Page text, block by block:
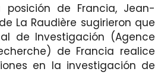
posición de Francia, Jean-
La Raudière sugirieron que
de Investigación (Agence
de Francia realice
en la investigación de